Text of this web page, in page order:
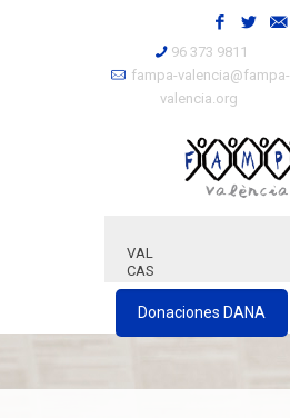
96 373 9811
fampa-valencia@fampa-
valencia.org
VAL
CAS
Donaciones DANA